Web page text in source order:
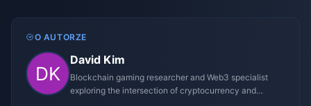
O AUTORZE
David Kim
Blockchain gaming researcher and Web3 specialist
exploring the intersection of cryptocurrency and